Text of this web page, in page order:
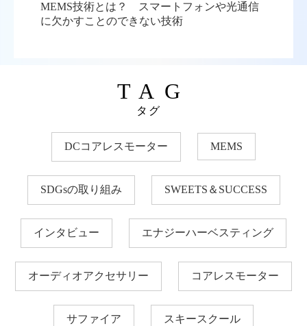
MEMS技術とは？ スマートフォンや光通信
に欠かすことのできない技術
TAG
タグ
DCコアレスモーター MEMS
SDGsの取り組み SWEETS＆SUCCESS
インタビュー エナジーハーベスティング
オーディオアクセサリー コアレスモーター
サファイア スキースクール